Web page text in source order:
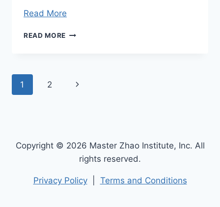
Read More
READ MORE
Page
1 2
Next
Copyright © 2026 Master Zhao Institute, Inc. All
rights reserved.
Privacy Policy| Terms and Conditions